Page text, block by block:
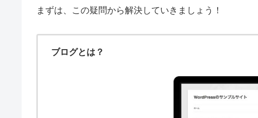
まずは、この疑問から解決していきましょう！
ブログとは？